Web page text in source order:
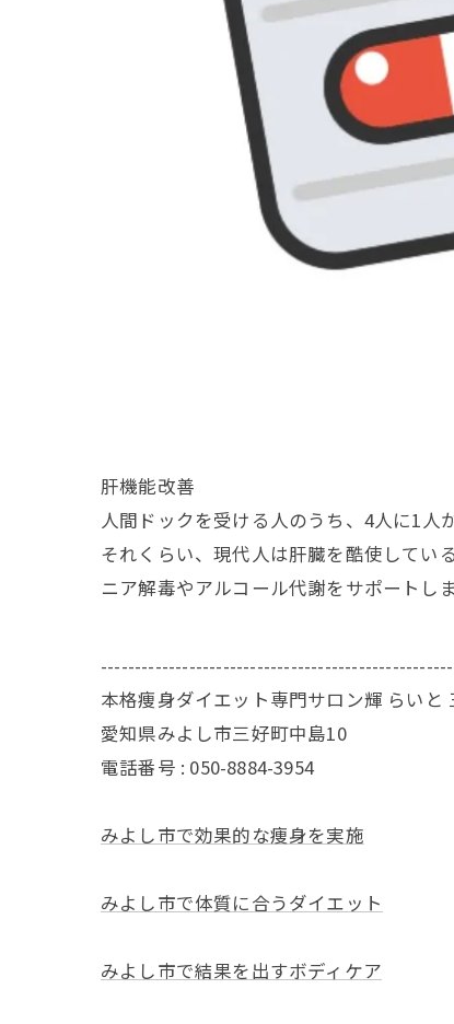
肝機能改善
人間ドックを受ける人のうち、4人に1人
それくらい、現代人は肝臓を酷使してい
ニア解毒やアルコール代謝をサポートし
本格痩身ダイエット専門サロン輝 らいと
愛知県みよし市三好町中島10
電話番号 : 050-8884-3954
みよし市で効果的な痩身を実施
みよし市で体質に合うダイエット
みよし市で結果を出すボディケア